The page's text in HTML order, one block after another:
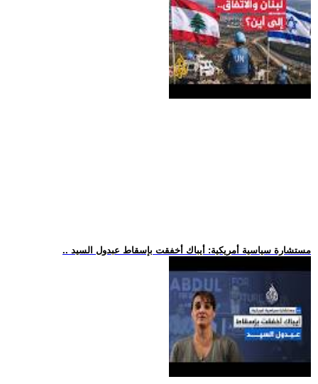
.. مستشارة سياسية أمريكية: أيباك أخفقت بإسقاط عبدول السيد